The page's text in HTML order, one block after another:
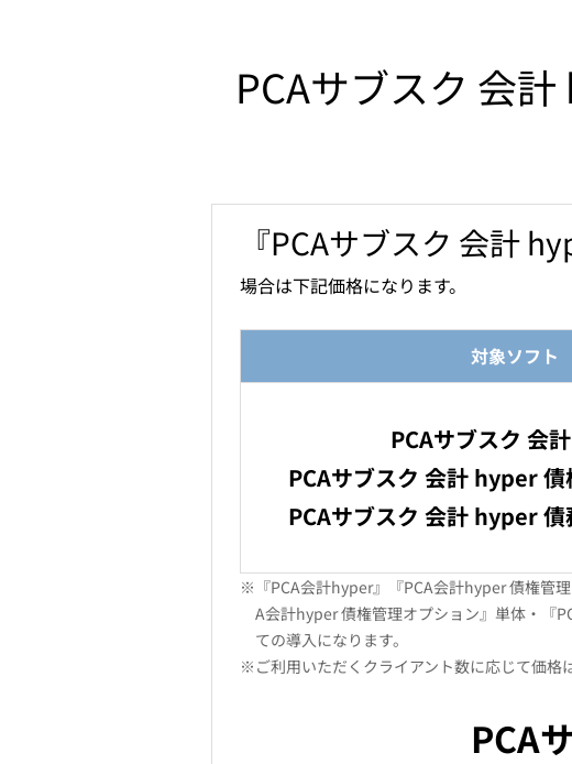
PCAサブスク 会
『PCAサブスク 会計
場合は下記価格になります。
対象ソフト
PCAサブスク 会
PCAサブスク 会計 hyper
PCAサブスク 会計 hyper
※『PCA会計hyper』『PCA会計hyper 債権管
A会計hyper 債権管理オプション』単体・『
ての導入になります。
※ご利用いただくクライアント数に応じて価格
PCA